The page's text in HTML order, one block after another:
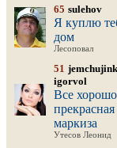
65 sulehov
Я куплю
дом
Лесоповал
51
igorvol
Все
прекрасная
маркиза
Утесов Леонид